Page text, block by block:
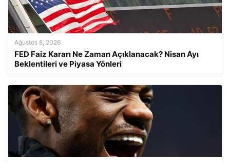
Ağustos 8, 2026
FED Faiz Kararı Ne Zaman Açıklanacak? Nisan Ayı
Beklentileri ve Piyasa Yönleri